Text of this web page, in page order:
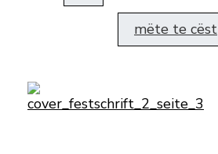
mëte te cëst